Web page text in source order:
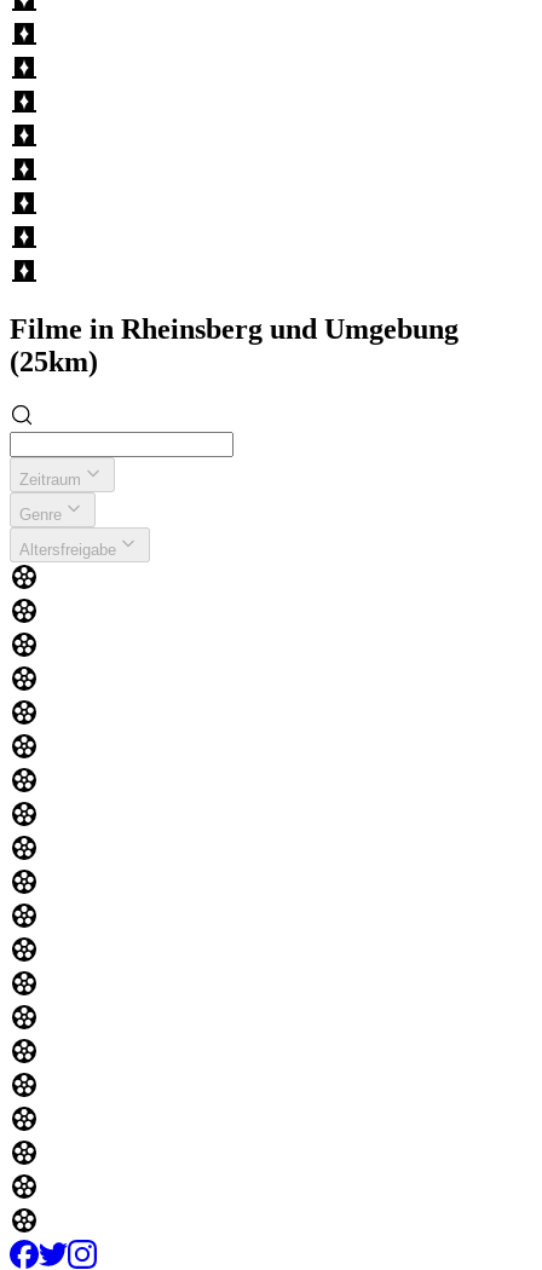
Filme in Rheinsberg und Umgebung
(25km)
Zeitraum
Genre
Altersfreigabe